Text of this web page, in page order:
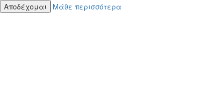
Αποδέχομαι
Μάθε περισσότερα